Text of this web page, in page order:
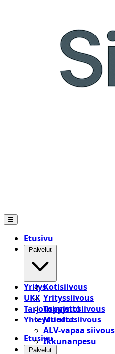
☰
Etusivu
Palvelut
Kotisiivous
Yrityssiivous
Toimistosiivous
Muuttosiivous
ALV-vapaa siivous
Ikkunanpesu
Yritys
UKK
Tarjouspyyntö
Yhteystiedot
Etusivu
Palvelut